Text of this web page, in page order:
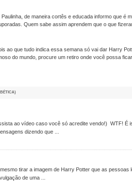
Paulinha, de maneira cortês e educada informo que é
Quem sabe assim aprendem que o que
ao que tudo indica essa semana só vai dar Harry
do mundo, procure um retiro onde você possa ficar
ao vídeo caso você só acredite vendo!) WTF! É
dizendo que ...
tirar a imagem de Harry Potter que as pessoas
de uma ...